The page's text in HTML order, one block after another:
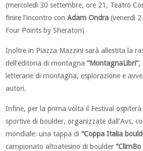
(mercoledì 30 settembre, ore 21, Teatro
finire l’incontro conAdam Ondra (venerdì
Four Points by Sheraton)
Inoltre in Piazza Mazzini sarà allestita la
dell’editoria di montagna“MontagnaLibri”,
letterarie di montagna, esplorazione e
autori.
Infine, per la prima volta il Festival
sportive di boulder, organizzate dall’Avs,
mondiale: una tappa di“Coppa Italia
campionato altoatesino di boulder “ClimBo